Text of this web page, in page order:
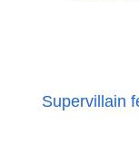
Supervillain